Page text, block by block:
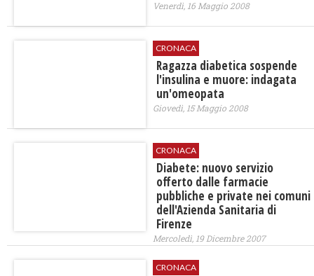
Venerdì, 16 Maggio 2008
CRONACA
Ragazza diabetica sospende
l'insulina e muore: indagata
un'omeopata
Giovedì, 15 Maggio 2008
CRONACA
Diabete: nuovo servizio
offerto dalle farmacie
pubbliche e private nei comuni
dell'Azienda Sanitaria di
Firenze
Mercoledì, 19 Dicembre 2007
CRONACA